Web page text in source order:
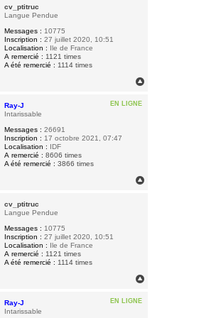
cv_ptitruc
Langue Pendue
Messages : 10775
Inscription : 27 juillet 2020, 10:51
Localisation : Ile de France
A remercié : 1121 times
A été remercié : 1114 times
EN LIGNE
Ray-J
Intarissable
Messages : 26691
Inscription : 17 octobre 2021, 07:47
Localisation : IDF
A remercié : 8606 times
A été remercié : 3866 times
cv_ptitruc
Langue Pendue
Messages : 10775
Inscription : 27 juillet 2020, 10:51
Localisation : Ile de France
A remercié : 1121 times
A été remercié : 1114 times
EN LIGNE
Ray-J
Intarissable